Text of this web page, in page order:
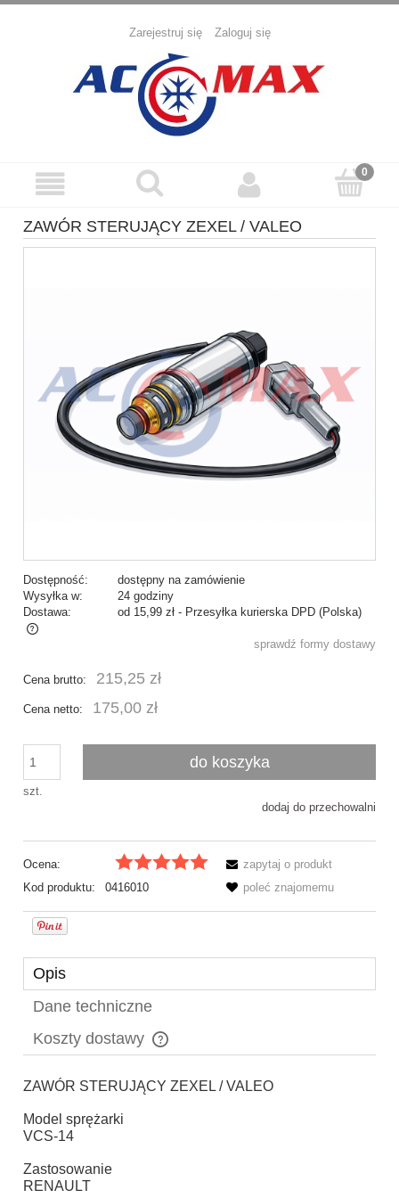
Zarejestruj się Zaloguj się
ZAWÓR STERUJĄCY ZEXEL / VALEO
Dostępność:
dostępny na zamówienie
Wysyłka w:
24 godziny
Dostawa:
od 15,99 zł - Przesyłka kurierska DPD (Polska)
Cena nie zawiera ewentualnych kosztów płatnościsprawdź formy dostawy
Cena brutto: 215,25 zł
Cena netto: 175,00 zł
szt.
do koszyka
dodaj do przechowalni
Ocena:
Kod produktu:
0416010
zapytaj o produkt
poleć znajomemu
Opis
Dane techniczne
Koszty dostawy
Cena nie zawiera ewentualnych kosztów płatności
ZAWÓR STERUJĄCY ZEXEL / VALEO
Model sprężarki
VCS-14
Zastosowanie
RENAULT